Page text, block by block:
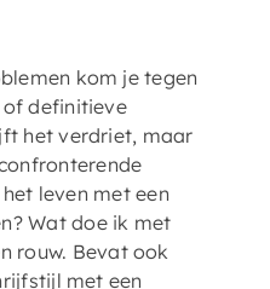
kom je tegen
of definitieve
het verdriet, maar
leven met een
Wat doe ik met
rouw. Bevat ook
met een